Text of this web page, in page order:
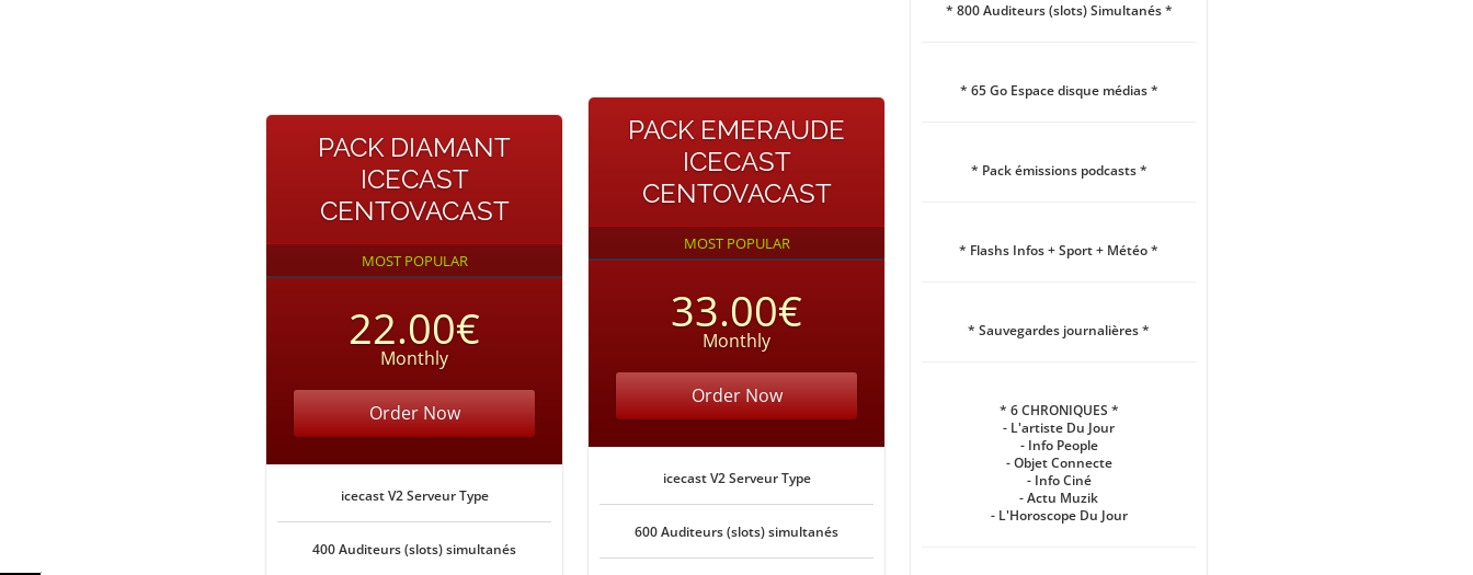
PACK DIAMANT
ICECAST
CENTOVACAST
MOST POPULAR
22.00€
Monthly
Order Now
icecast V2 Serveur Type
400 Auditeurs (slots) simultanés
PACK EMERAUDE
ICECAST
CENTOVACAST
MOST POPULAR
33.00€
Monthly
Order Now
icecast V2 Serveur Type
600 Auditeurs (slots) simultanés
* 800 Auditeurs (slots) Simultanés *
* 65 Go Espace disque médias *
* Pack émissions podcasts *
* Flashs Infos + Sport + Météo *
* Sauvegardes journalières *
* 6 CHRONIQUES *
- L'artiste Du Jour
- Info People
- Objet Connecte
- Info Ciné
- Actu Muzik
- L'Horoscope Du Jour